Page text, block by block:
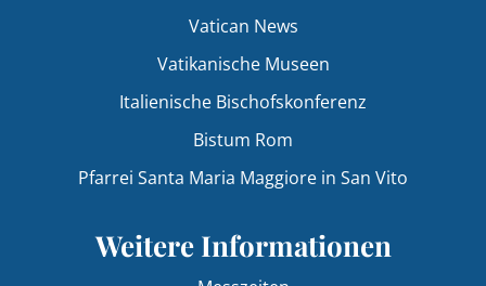
Vatican News
Vatikanische Museen
Italienische Bischofskonferenz
Bistum Rom
Pfarrei Santa Maria Maggiore in San Vito
Weitere Informationen